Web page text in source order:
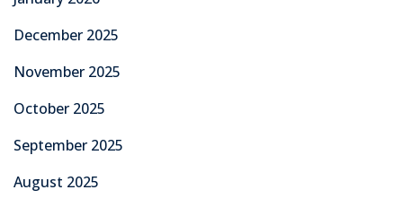
December 2025
November 2025
October 2025
September 2025
August 2025